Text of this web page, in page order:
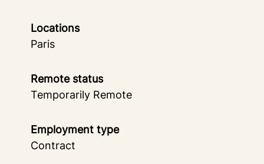
Locations
Paris
Remote status
Temporarily Remote
Employment type
Contract